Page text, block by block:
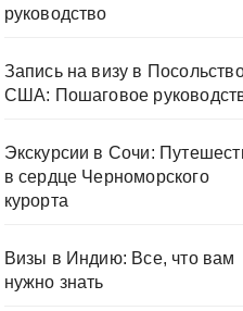
руководство
Запись на визу в
США: Пошаговое
Экскурсии в Сочи:
в сердце Черноморского
курорта
Визы в Индию: Все, что вам
нужно знать